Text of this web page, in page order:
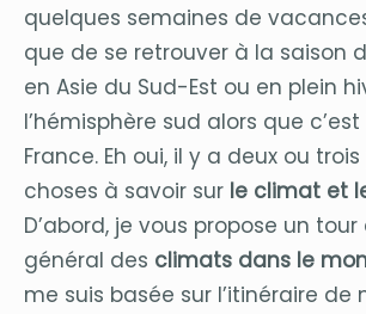
quelques semaines de
que de se retrouver à la saison
en Asie du Sud-Est ou en plein
l’hémisphère sud alors que c’est
France. Eh oui, il y a deux ou
choses à savoir sur le climat et
D’abord, je vous propose un tour
général des climats dans le
me suis basée sur l’itinéraire de